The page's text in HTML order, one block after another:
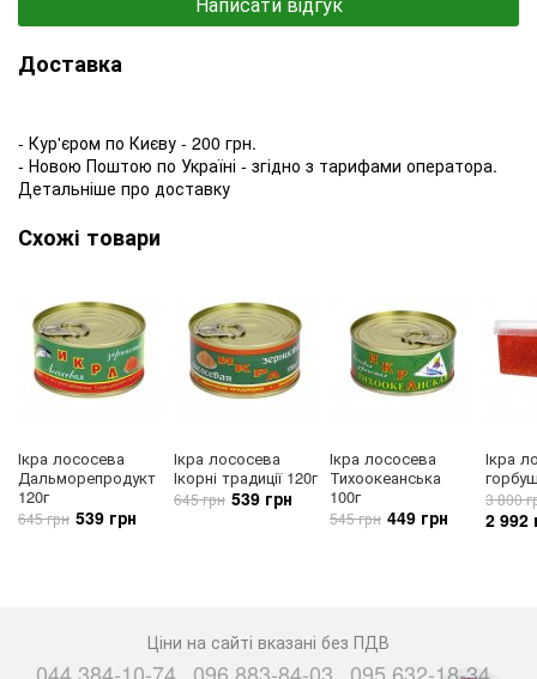
Доставка
- Кур'єром по Києву - 200 грн.
- Новою Поштою по Україні - згідно з тарифами оператора.
Детальніше про доставку
Схожі товари
Ікра лососева
Дальморепродукт
120г
645 грн 539 грн
Ікра лососева
Ікорні традиції 120г
645 грн 539 грн
Ікра лососева
Тихоокеанська
100г
545 грн 449 грн
Ікра
3 800
2 992
Ціни на сайті вказані без ПДВ
044 384-10-74 096 883-84-03 095 632-18-34